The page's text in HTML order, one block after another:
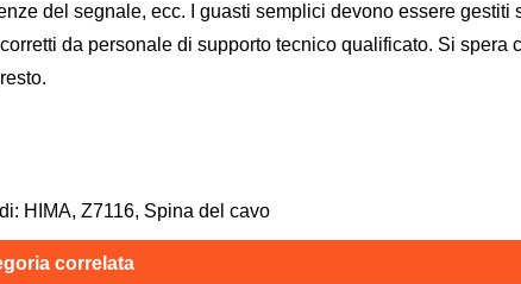
del segnale, ecc. I guasti semplici devono essere
da personale di supporto tecnico qualificato. Si
HIMA, Z7116, Spina del cavo
correlata